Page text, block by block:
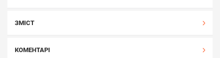
ЗМІСТ
КОМЕНТАРІ